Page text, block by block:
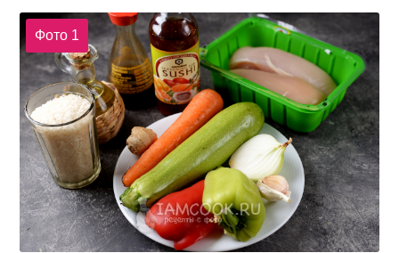
Фото 1